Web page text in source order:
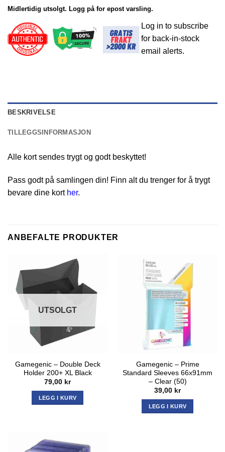
Midlertidig utsolgt. Logg på for epost varsling.
Log in to subscribe
for back-in-stock
email alerts.
BESKRIVELSE
TILLEGGSINFORMASJON
Alle kort sendes trygt og godt beskyttet!
Pass godt på samlingen din! Finn alt du trenger for å trygt
bevare dine kort her.
ANBEFALTE PRODUKTER
UTSOLGT
Gamegenic – Double Deck
Holder 200+ XL Black
79,00 kr
LEGG I KURV
Gamegenic – Prime
Standard Sleeves 66x91mm
– Clear (50)
39,00 kr
LEGG I KURV